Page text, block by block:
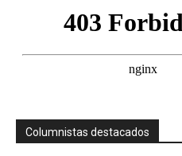
Columnistas destacados